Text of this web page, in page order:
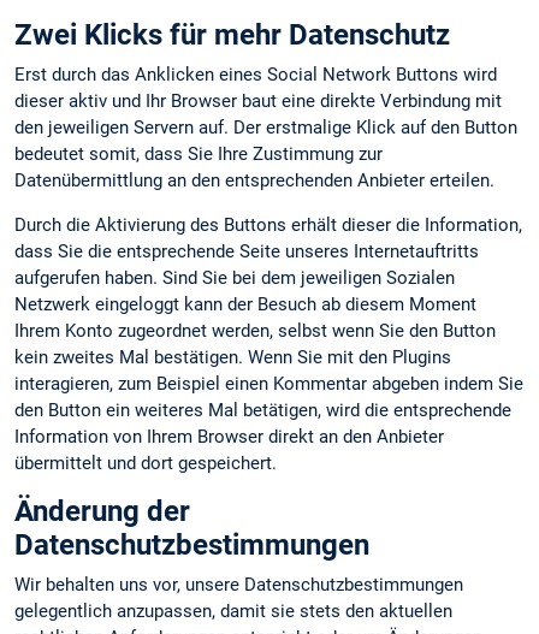
Zwei Klicks für mehr Datenschutz
Erst durch das Anklicken eines Social Network Buttons wird
dieser aktiv und Ihr Browser baut eine direkte Verbindung mit
den jeweiligen Servern auf. Der erstmalige Klick auf den Button
bedeutet somit, dass Sie Ihre Zustimmung zur
Datenübermittlung an den entsprechenden Anbieter erteilen.
Durch die Aktivierung des Buttons erhält dieser die Information,
dass Sie die entsprechende Seite unseres Internetauftritts
aufgerufen haben. Sind Sie bei dem jeweiligen Sozialen
Netzwerk eingeloggt kann der Besuch ab diesem Moment
Ihrem Konto zugeordnet werden, selbst wenn Sie den Button
kein zweites Mal bestätigen. Wenn Sie mit den Plugins
interagieren, zum Beispiel einen Kommentar abgeben indem Sie
den Button ein weiteres Mal betätigen, wird die entsprechende
Information von Ihrem Browser direkt an den Anbieter
übermittelt und dort gespeichert.
Änderung der
Datenschutzbestimmungen
Wir behalten uns vor, unsere Datenschutzbestimmungen
gelegentlich anzupassen, damit sie stets den aktuellen